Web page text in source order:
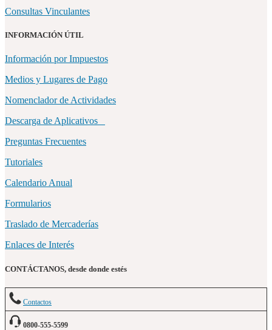
Consultas Vinculantes
INFORMACIÓN ÚTIL
Información por Impuestos
Medios y Lugares de Pago
Nomenclador de Actividades
Descarga de Aplicativos
Preguntas Frecuentes
Tutoriales
Calendario Anual
Formularios
Traslado de Mercaderías
Enlaces de Interés
CONTÁCTANOS, desde donde estés
Contactos
0800-555-5599